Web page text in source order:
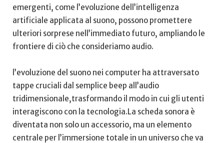
emergenti, come l’evoluzione dell’intelligenza
artificiale applicata al ‌suono,⁣ possono promettere
‌ulteriori sorprese ​nell’immediato futuro, ‍ampliando le
frontiere di ciò che consideriamo audio.
l’evoluzione del suono nei computer ha attraversato
tappe cruciali dal⁢ semplice beep all’audio
tridimensionale,trasformando il ⁤modo in cui gli utenti
interagiscono con la tecnologia.La scheda sonora ⁢è
diventata non solo un accessorio, ma un elemento‍
centrale per ⁣l’immersione totale in un universo che va